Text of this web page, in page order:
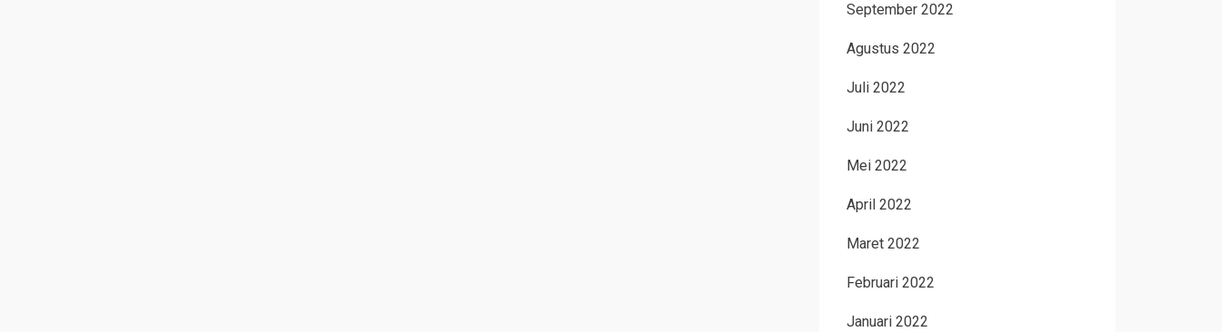
September 2022
Agustus 2022
Juli 2022
Juni 2022
Mei 2022
April 2022
Maret 2022
Februari 2022
Januari 2022